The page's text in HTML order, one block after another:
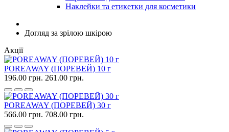
Наклейки та етикетки для косметики
Догляд за зрілою шкірою
Акції
POREAWAY (ПОРЕВЕЙ) 10 г
196.00 грн. 261.00 грн.
POREAWAY (ПОРЕВЕЙ) 30 г
566.00 грн. 708.00 грн.